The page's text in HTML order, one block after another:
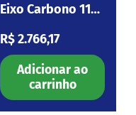
Eixo Carbono 110-
Preço normal
R$ 2.766,17
Adicionar ao
carrinho